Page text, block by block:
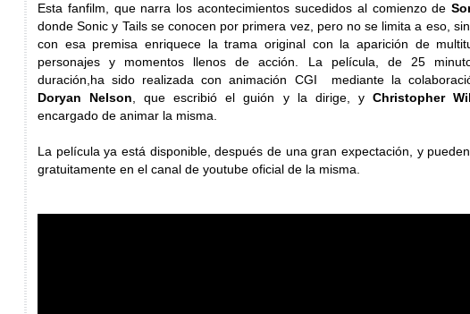
Esta fanfilm, que narra los acontecimientos sucedidos al comienzo de
donde Sonic y Tails se conocen por primera vez, pero no se limita a eso,
con esa premisa enriquece la trama original con la aparición de
personajes y momentos llenos de acción. La película, de 25
duración,ha sido realizada con animación CGI mediante la
Doryan Nelson , que escribió el guión y la dirige, y Christopher
encargado de animar la misma.
La película ya está disponible, después de una gran expectación, y
gratuitamente en el canal de youtube oficial de la misma.